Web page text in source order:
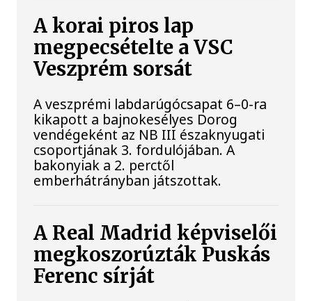
A korai piros lap
megpecsételte a VSC
Veszprém sorsát
A veszprémi labdarúgócsapat 6–0-ra
kikapott a bajnokesélyes Dorog
vendégeként az NB III északnyugati
csoportjának 3. fordulójában. A
bakonyiak a 2. perctől
emberhátrányban játszottak.
A Real Madrid képviselői
megkoszorúzták Puskás
Ferenc sírját